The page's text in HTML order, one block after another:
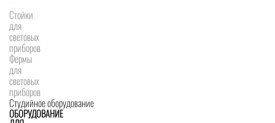
Стойки
для
световых
приборов
Фермы
для
световых
приборов
Студийное оборудование
ОБОРУДОВАНИЕ